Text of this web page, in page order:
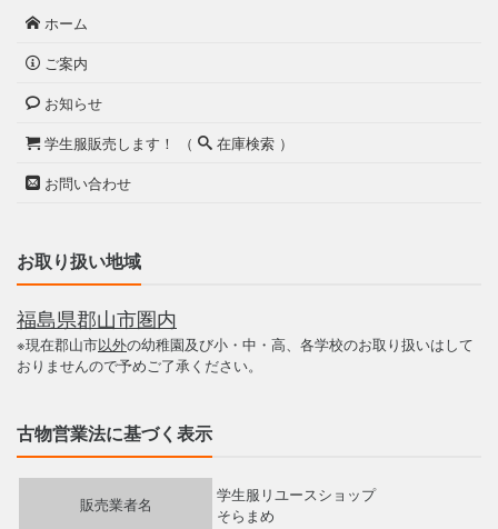
ホーム
ご案内
お知らせ
学生服販売します！ （
在庫検索 ）
お問い合わせ
お取り扱い地域
福島県郡山市圏内
※現在郡山市以外の幼稚園及び小・中・高、各学校のお取り扱いはして
おりませんので予めご了承ください。
古物営業法に基づく表示
販売業者名
学生服リユースショップ
そらまめ